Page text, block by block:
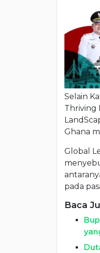
Selain
Thriving
Ghana
Global
pada
Baca